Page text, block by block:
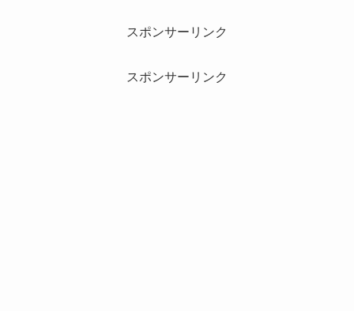
スポンサーリンク
スポンサーリンク